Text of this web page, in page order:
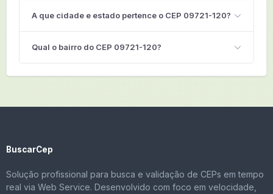
A que cidade e estado pertence o CEP 09721-120?
Qual o bairro do CEP 09721-120?
BuscarCep
Solução profissional para busca e validação de CEPs em tempo
real via Web Service. Desenvolvido com foco em velocidade,